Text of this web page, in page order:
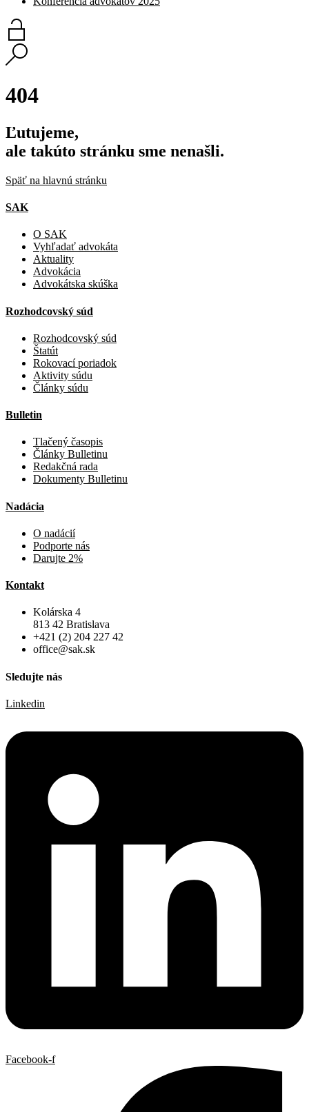
404
Ľutujeme,
ale takúto stránku sme nenašli.
Späť na hlavnú stránku
SAK
O SAK
Vyhľadať advokáta
Aktuality
Advokácia
Advokátska skúška
Rozhodcovský súd
Rozhodcovský súd
Štatút
Rokovací poriadok
Aktivity súdu
Články súdu
Bulletin
Tlačený časopis
Články Bulletinu
Redakčná rada
Dokumenty Bulletinu
Nadácia
O nadácií
Podporte nás
Darujte 2%
Kontakt
Kolárska 4
813 42 Bratislava
+421 (2) 204 227 42
office@sak.sk
Sledujte nás
Linkedin
Facebook-f